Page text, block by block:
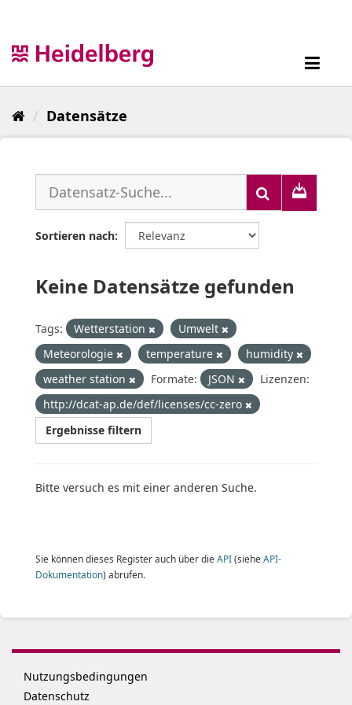
Datensätze
Sortieren nach
Keine Datensätze gefunden
Tags: Wetterstation
Umwelt
Meteorologie
temperature
humidity
weather station
Formate: JSON
Lizenzen:
http://dcat-ap.de/def/licenses/cc-zero
Ergebnisse filtern
Bitte versuch es mit einer anderen Suche.
Sie können dieses Register auch über die API(siehe API-
Dokumentation) abrufen.
Nutzungsbedingungen
Datenschutz